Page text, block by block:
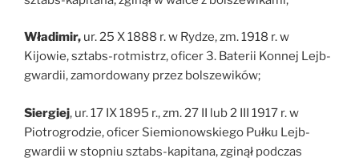
Władimir, ur. 25 X 1888 r. w Rydze, zm. 1918 r. w
Kijowie, sztabs-rotmistrz, oficer 3. Baterii Konnej Lejb-
gwardii, zamordowany przez bolszewików;
Siergiej, ur. 17 IX 1895 r., zm. 27 II lub 2 III 1917 r. w
Piotrogrodzie, oficer Siemionowskiego Pułku Lejb-
gwardii w stopniu sztabs-kapitana, zginął podczas